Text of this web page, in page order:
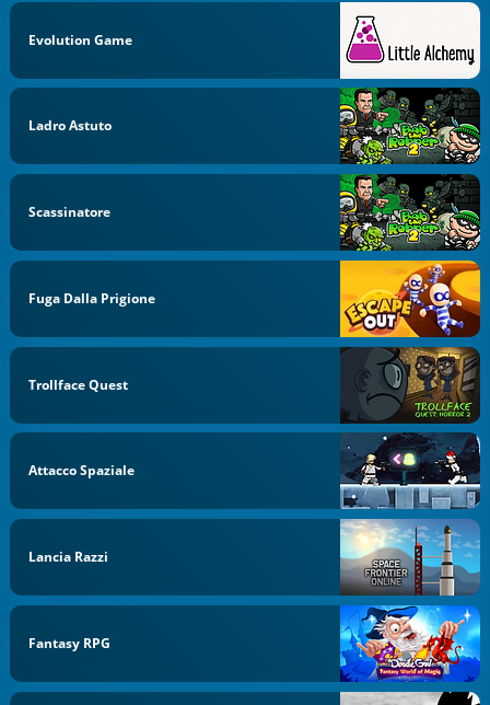
Evolution Game
Ladro Astuto
Scassinatore
Fuga Dalla Prigione
Trollface Quest
Attacco Spaziale
Lancia Razzi
Fantasy RPG